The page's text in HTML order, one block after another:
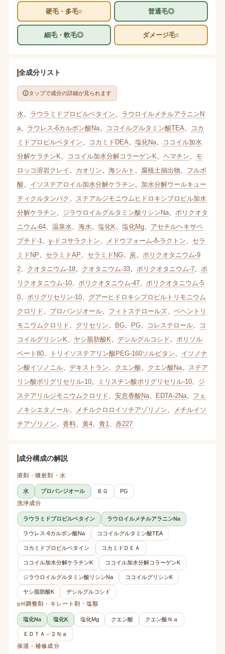
硬毛・多毛○ 普通毛◎
細毛・軟毛◎ ダメージ毛○
全成分リスト
タップで成分の詳細が見られます
水 ラウラミドプロピルベタイン
ラウロイルメチルアラニンN
a、 ラウレス-6カルボン酸Na、 ココイルグルタミン酸TEA
コカ
ミドプロピルベタイン
コカミドDEA 塩化Na、
ココイル加水
分解ケラチンK
ココイル加水分解コラーゲンK ヘマチン
モ
ロッコ溶岩クレイ
カオリン 海シルト 腐植土抽出物
フルボ
酸
イソステアロイル加水分解ケラチン
加水分解ウールキュー
ティクルタンパク
ステアルジモニウムヒドロキシプロピル加水
分解ケラチン
ジラウロイルグルタミン酸リシンNa、 ポリクオタ
ニウム-64、 温泉水 海水 塩化K 塩化Mg、 アセチルヘキサペ
プチド-1
γ-ドコサラクトン メドウフォーム-δ-ラクトン
セラ
ミドNP
セラミドAP セラミドNG、 炭、 ポリクオタニウム-9
2、 クオタニウム-18、 クオタニウム-33、 ポリクオタニウム-7、 ポ
リクオタニウム-10、 ポリクオタニウム-47、 ポリクオタニウム-5
0、 ポリグリセリン-10、 グアーヒドロキシプロピルトリモニウム
クロリド
プロパンジオール、 フィトステロールズ、 ベヘントリ
モニウムクロリド
グリセリン BG、 PG、 コレステロール、
コ
コイルグリシンK
ヤシ脂肪酸K デシルグルコシド
ポリソル
ベート80、 トリイソステアリン酸PEG-160ソルビタン
イソノナ
ン酸イソノニル、 デキストラン クエン酸 クエン酸Na、
ステア
リン酸ポリグリセリル-10、 ミリスチン酸ポリグリセリル-10、 ジ
ステアリルジモニウムクロリド
安息香酸Na、 EDTA-2Na、 フェ
ノキシエタノール、 メチルクロロイソチアゾリノン
メチルイソ
チアゾリノン
香料、 黄4、 青1 赤227
成分構成の解説
溶剤・噴射剤・水
水 プロパンジオール ＢＧ
PG
洗浄成分
ラウラミドプロピルベタイン ラウロイルメチルアラニンNa
ラウレス-6カルボン酸Na ココイルグルタミン酸TEA
コカミドプロピルベタイン コカミドＤＥＡ
ココイル加水分解ケラチンK ココイル加水分解コラーゲンK
ジラウロイルグルタミン酸リシンNa ココイルグリシンK
ヤシ脂肪酸K
デシルグルコシド
pH調整剤・キレート剤・塩類
塩化Na 塩化K 塩化Mg クエン酸 クエン酸Ｎａ
ＥＤＴＡ－２Ｎａ
保湿・補修成分